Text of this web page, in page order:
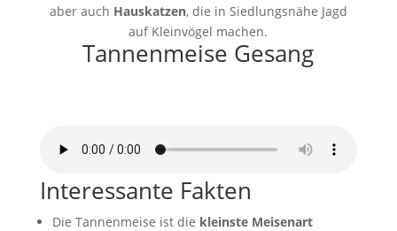
aber auch Hauskatzen, die in Siedlungsnähe Jagd
auf Kleinvögel machen.
Tannenmeise Gesang
Interessante Fakten
Die Tannenmeise ist die kleinste Meisenart